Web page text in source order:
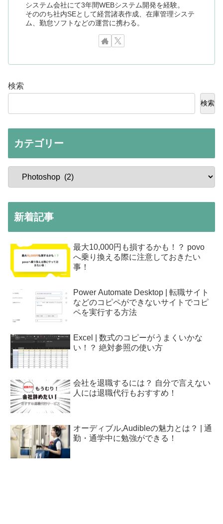
システム会社にて3年間WEBシステム開発を経験。
そののち社内SEとして経営諸表作成、在庫管理システ
ム、勤怠ソフトなどの運営に携わる。
検索
検索
カテゴリー
新着記事
最大10,000円も損するかも！？ povo
へ乗り換える際に注意しておきたい
事！
Power Automate Desktop | 転職サイト
などのコピペができないサイトでコピ
ペを実行する方法
Excel | 数式のコピーがうまくいかな
い！？ 絶対参照の使い方
会社を退職するには？ 自分で言えない
人には退職代行もおすすめ！
オーディブル,Audibleの魅力とは？ | 通
勤・通学中に勉強ができる！